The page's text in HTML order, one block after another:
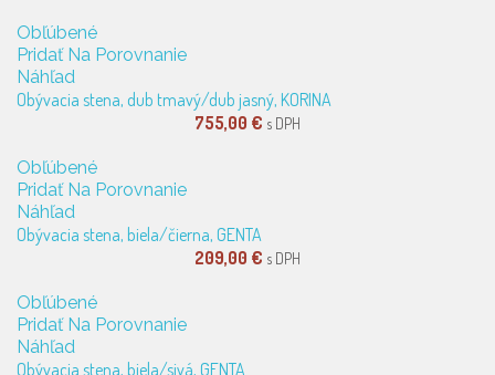
Obľúbené
Pridať Na Porovnanie
Náhľad
Obývacia stena, dub tmavý/dub jasný, KORINA
755,00 € s DPH
Obľúbené
Pridať Na Porovnanie
Náhľad
Obývacia stena, biela/čierna, GENTA
209,00 € s DPH
Obľúbené
Pridať Na Porovnanie
Náhľad
Obývacia stena, biela/sivá, GENTA